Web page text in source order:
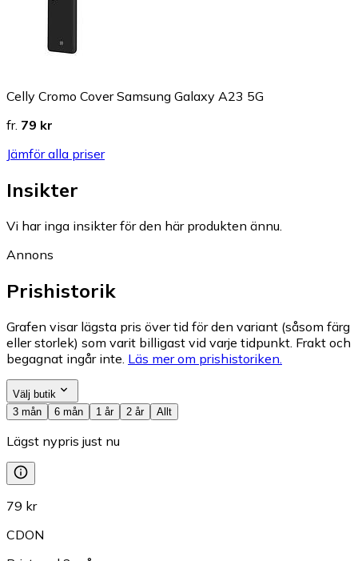
Celly Cromo Cover Samsung Galaxy A23 5G
fr. 79 kr
Jämför alla priser
Insikter
Vi har inga insikter för den här produkten ännu.
Annons
Prishistorik
Grafen visar lägsta pris över tid för den variant (såsom färg
eller storlek) som varit billigast vid varje tidpunkt. Frakt och
begagnat ingår inte. Läs mer om prishistoriken.
Välj butik
3 mån
6 mån 1 år 2 år Allt
Lägst nypris just nu
79 kr
CDON